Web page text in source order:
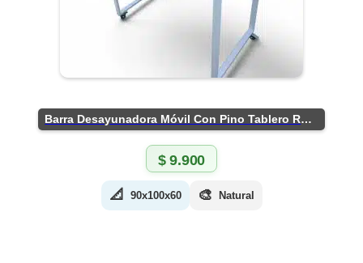
Barra Desayunadora Móvil Con Pino Tablero Rústico
$9.900
📐 90x100x60 🎨 Natural